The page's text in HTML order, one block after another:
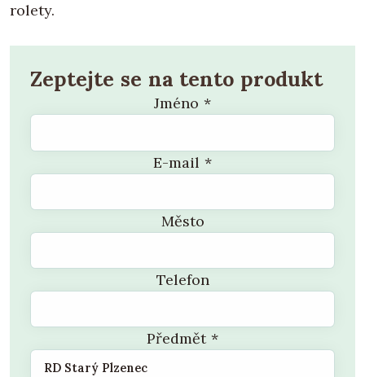
rolety.
Zeptejte se na tento produkt
Jméno *
E-mail *
Město
Telefon
Předmět*